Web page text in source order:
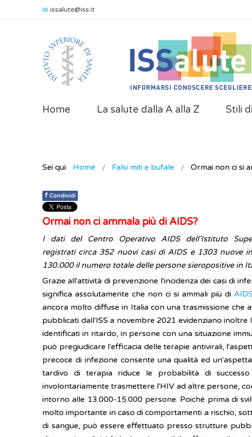
issalute@iss.it
Home La salute dalla A alla Z Stili
Sei qui: Home Falsi miti e bufale Ormai non ci si
f Condividi
Ormai non ci ammala più di AIDS?
I dati del Centro Operativo AIDS dell’Istituto
registrati circa 352 nuovi casi di AIDS e 1303 nuove
130.000 il numero totale delle persone sieropositive in
Grazie all'attività di prevenzione l'incidenza dei casi di
significa assolutamente che non ci si ammali più di AIDS
ancora molto diffuse in Italia con una trasmissione
pubblicati dall'ISS a novembre 2021 evidenziano
identificati in ritardo, in persone con una situazione
può pregiudicare l'efficacia delle terapie antivirali,
precoce di infezione consente una qualità ed
tardivo di terapia riduce le probabilità di
involontariamente trasmettere l'HIV ad altre persone,
intorno alle 13.000-15.000 persone. Poiché prima di
molto importante in caso di comportamenti a rischio,
di sangue, può essere effettuato presso strutture